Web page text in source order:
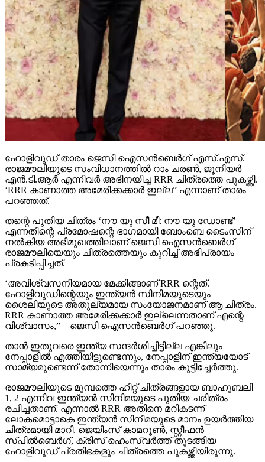
ഹോളിവുഡ് താരം ജെസി ഐസന്‍ബെര്‍ഗ് എസ്.എസ്.
രാജമൗലിയുടെ സംവിധാനത്തില്‍ റാം ചരണ്‍, ജൂനിയര്‍
എന്‍.ടി.ആര്‍ എന്നിവര്‍ അഭിനയിച്ച RRR ചിത്രത്തെ പുകഴ്ത്തി.
‘RRR കാണാത്ത അമേരിക്കക്കാര്‍ ഇല്ല” എന്നാണ് താരം
പറഞ്ഞത്.
തന്റെ പുതിയ ചിത്രം ‘നൗ യു സീ മീ: നൗ യു ഡോണ്ട്’
എന്നതിന്റെ പ്രമോഷന്റെ ഭാഗമായി ബോംബെ ടൈംസിന്
നല്‍കിയ അഭിമുഖത്തിലാണ് ജെസി ഐസന്‍ബെര്‍ഗ്
രാജമൗലിയെയും ചിത്രത്തെയും കുറിച്ച് അഭിപ്രായം
പ്രകടിപ്പിച്ചത്.
‘അവിശ്വസനീയമായ മേക്കിങ്ങാണ് RRR ന്റെത്.
ഹോളിവുഡിന്റെയും ഇന്ത്യന്‍ സിനിമയുടെയും
ശൈലിയുടെ അതുല്യമായ സംയോജനമാണ് ആ ചിത്രം.
RRR കാണാത്ത അമേരിക്കക്കാര്‍ ഇല്ലെന്നതാണ് എന്റെ
വിശ്വാസം,” – ജെസി ഐസന്‍ബെര്‍ഗ് പറഞ്ഞു.
താന്‍ ഇതുവരെ ഇന്ത്യ സന്ദര്‍ശിച്ചിട്ടില്ല എങ്കിലും
നേപ്പാളില്‍ എത്തിയിട്ടുണ്ടെന്നും, നേപ്പാളിന് ഇന്ത്യയോട്
സാമ്യമുണ്ടെന്ന് തോന്നിയെന്നും താരം കൂട്ടിച്ചേര്‍ത്തു.
രാജമൗലിയുടെ മുമ്പത്തെ ഹിറ്റ് ചിത്രങ്ങളായ ബാഹുബലി
1, 2 എന്നിവ ഇന്ത്യന്‍ സിനിമയുടെ പുതിയ ചരിത്രം
രചിച്ചതാണ്. എന്നാല്‍ RRR അതിനെ മറികടന്ന്
ലോകമൊട്ടാകെ ഇന്ത്യന്‍ സിനിമയുടെ മാനം ഉയര്‍ത്തിയ
ചിത്രമായി മാറി. ജെയിംസ് കാമറൂണ്‍, സ്റ്റീഫന്‍
സ്പില്‍ബെര്‍ഗ്, ക്രിസ് ഹെംസ്വര്‍ത്ത് തുടങ്ങിയ
ഹോളിവുഡ് പ്രതിഭകളും ചിത്രത്തെ പുകഴ്ത്തിയിരുന്നു.